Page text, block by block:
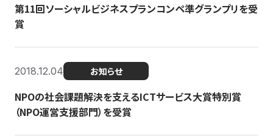
第11回ソーシャルビジネスプランコンペ準グランプリを受
賞
2018.12.04 お知らせ
NPOの社会課題解決を支えるICTサービス大賞特別賞
（NPO運営支援部門）を受賞